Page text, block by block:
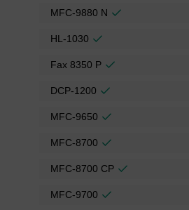
MFC-9880 N
HL-1030
Fax 8350 P
DCP-1200
MFC-9650
MFC-8700
MFC-8700 CP
MFC-9700